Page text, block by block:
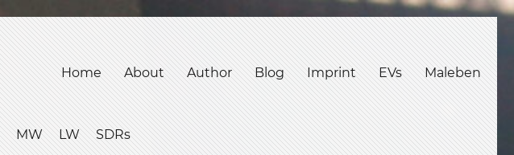
Home About Author Blog Imprint EVs Maleben
MW LW SDRs